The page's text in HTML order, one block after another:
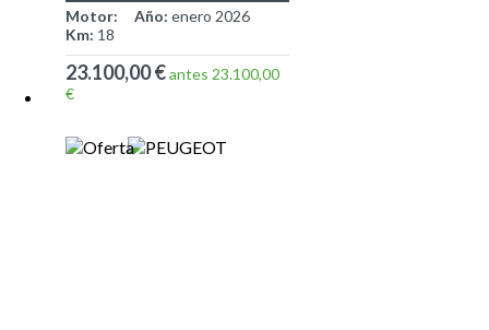
Motor: Año: enero 2026
Km: 18
23.100,00 €antes 23.100,00
€